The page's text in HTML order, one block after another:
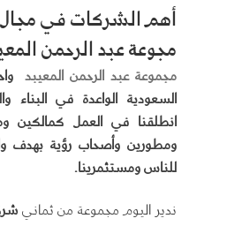
أهم الشركات في مجال
مجوعة عبد الرحمن
مجموعة عبد الرحمن المعيبد
السعودية الواعدة في البناء
انطلقنا في العمل كمالكين
ومطورين وأصحاب رؤية بهدف
للناس ومستثمرينا.
ندير اليوم مجموعة من ثماني